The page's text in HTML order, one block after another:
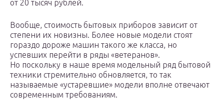
от 20 тысяч рублей.
Вообще, стоимость бытовых приборов зависит от
степени их новизны. Более новые модели стоят
гораздо дороже машин такого же класса, но
успевших перейти в ряды «ветеранов».
Но поскольку в наше время модельный ряд бытовой
техники стремительно обновляется, то так
называемые «устаревшие» модели вполне отвечают
современным требованиям.